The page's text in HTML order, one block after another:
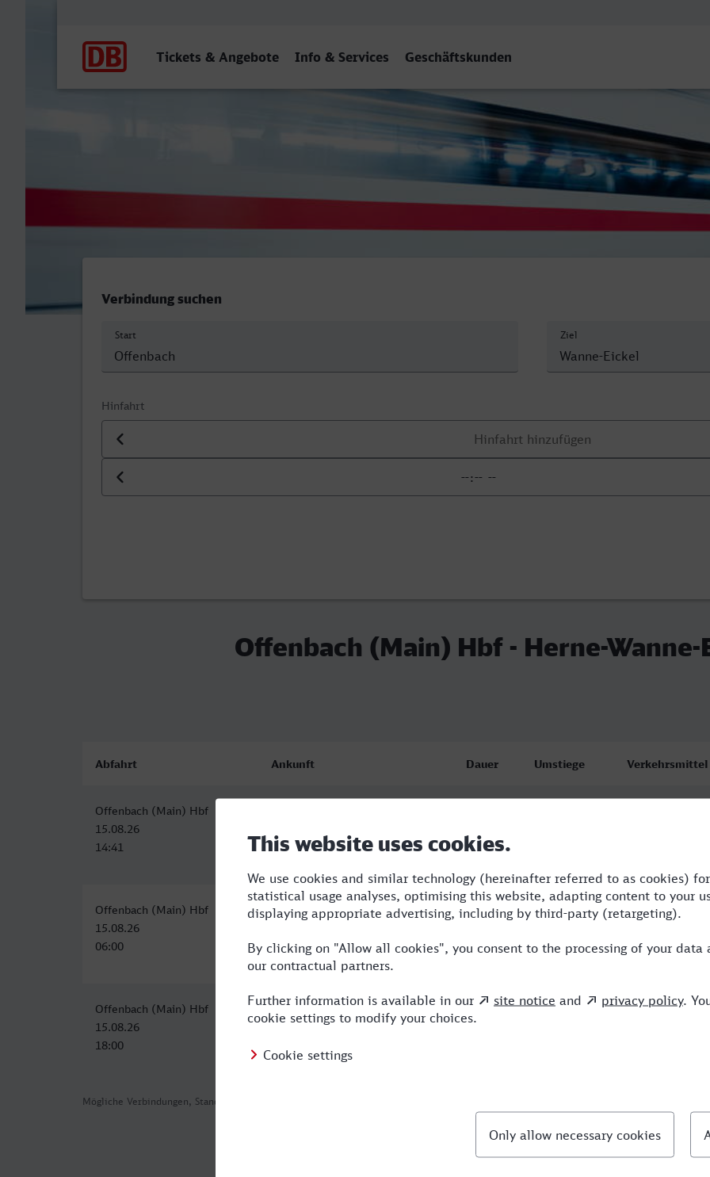
Tickets & Angebote Info & Services Geschäftskunden
Offenbach (Main) Hbf - Herne-Wanne-Eickel Hbf
Verbindung suchen
Start Ziel
Hinfahrt
Datum der Hinfahrt
Uhrzeit der Hinfahrt
Offenbach (Main) Hbf - Herne-
Mögliche Verbindungen, Stand: 2026-08-01 00:26
Abfahrt Ankunft Dauer Umstiege Verkehrsmittel
Offenbach (Main) Hbf
15.08.26
14:41
17:33
Offenbach (Main) Hbf
15.08.26
06:00
Herne-Wanne-Eickel Hbf
11:25
5:25 5
Offenbach (Main) Hbf
15.08.26
18:00
Herne-Wanne-Eickel Hbf
15.08.26
5:25 4 RB,ERB,ICE,NX